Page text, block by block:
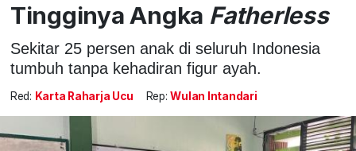
Tingginya Angka Fatherless
Sekitar 25 persen anak di seluruh Indonesia
tumbuh tanpa kehadiran figur ayah.
Red: Karta Raharja Ucu Rep: Wulan Intandari